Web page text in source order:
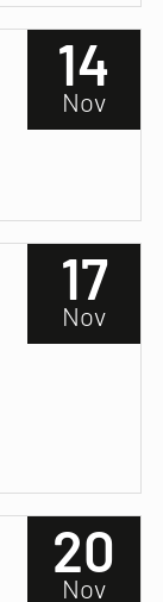
14
Nov
17
Nov
20
Nov